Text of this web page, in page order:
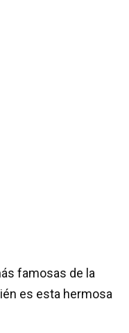
famosas de la
es esta hermosa